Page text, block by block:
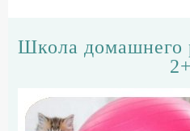
Школа домашнего
2+